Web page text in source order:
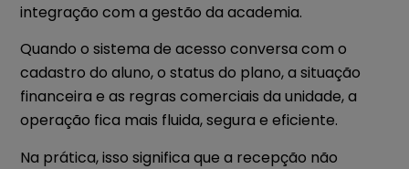
integração com a gestão da academia.
Quando o sistema de acesso conversa com o
cadastro do aluno, o status do plano, a situação
financeira e as regras comerciais da unidade, a
operação fica mais fluida, segura e eficiente.
Na prática, isso significa que a recepção não